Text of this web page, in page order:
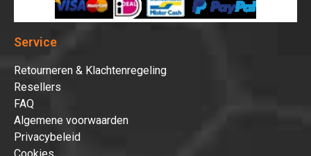
Service
Retourneren & Klachtenregeling
Resellers
FAQ
Algemene voorwaarden
Privacybeleid